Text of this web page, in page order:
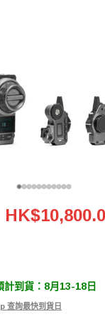
Nucleus-M II
計到貨：8月13-18日
查詢最快到貨日